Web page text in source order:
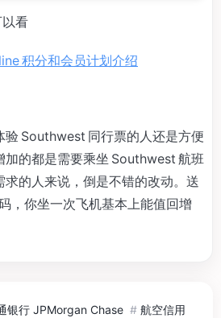
看
积分和会员计划介绍
验 Southwest 同行票的人还是方便
加的都是需要乘坐 Southwest 航班
求的人来说，倒是不错的改动。送
，你坐一次飞机基本上能值回增
银行 JPMorgan Chase # 航空信用